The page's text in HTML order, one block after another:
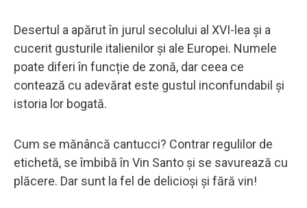
Desertul a apărut în jurul secolului al XVI-lea și a
cucerit gusturile italienilor și ale Europei. Numele
poate diferi în funcție de zonă, dar ceea ce
contează cu adevărat este gustul inconfundabil și
istoria lor bogată.
Cum se mănâncă cantucci? Contrar regulilor de
etichetă, se îmbibă în Vin Santo și se savurează cu
plăcere. Dar sunt la fel de delicioși și fără vin!